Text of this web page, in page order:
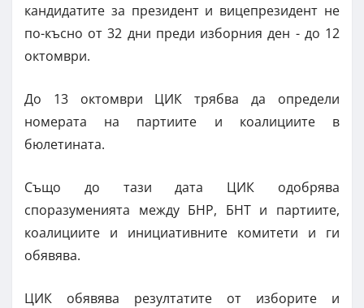
кандидатите за президент и вицепрезидент не
по-късно от 32 дни преди изборния ден - до 12
октомври.
До 13 октомври ЦИК трябва да определи
номерата на партиите и коалициите в
бюлетината.
Също до тази дата ЦИК одобрява
споразуменията между БНР, БНТ и партиите,
коалициите и инициативните комитети и ги
обявява.
ЦИК обявява резултатите от изборите и